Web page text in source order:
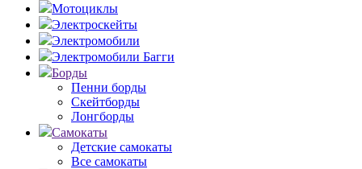
Мотоциклы
Электроскейты
Электромобили
Электромобили Багги
Борды
Пенни борды
Скейтборды
Лонгборды
Самокаты
Детские самокаты
Все самокаты